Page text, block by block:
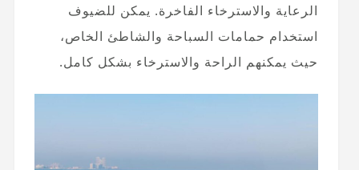
الرعاية والاسترخاء الفاخرة. يمكن للضيوف
استخدام حمامات السباحة والشاطئ الخاص،
حيث يمكنهم الراحة والاسترخاء بشكل كامل.